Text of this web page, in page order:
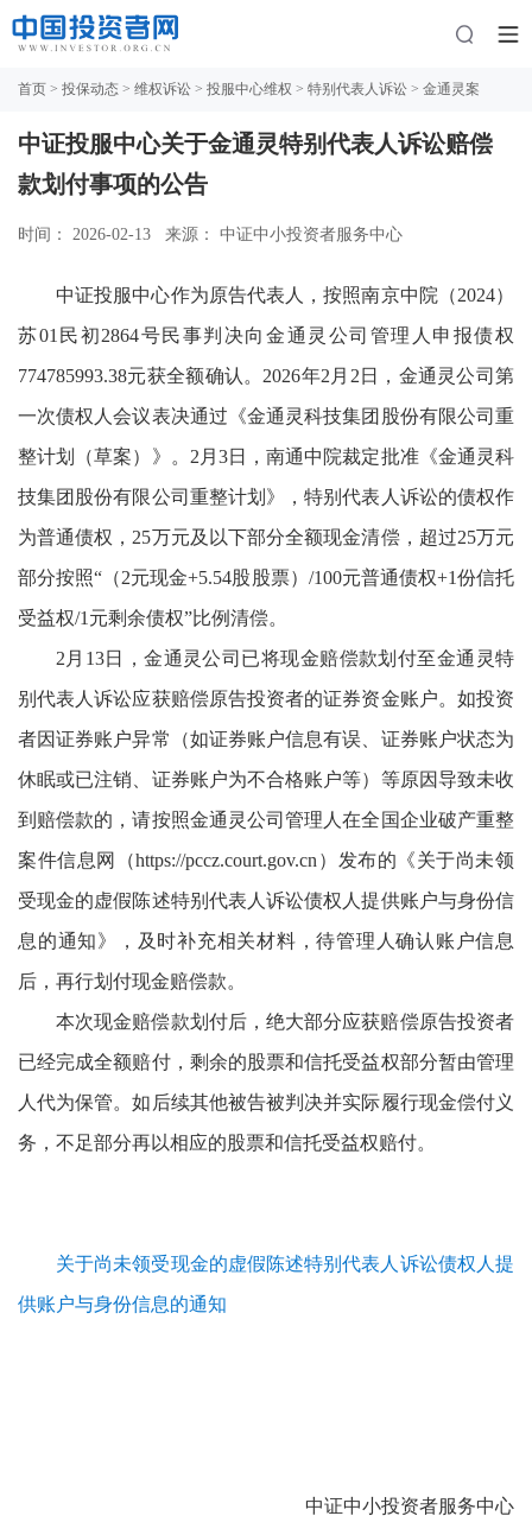
首页 > 投保动态 > 维权诉讼 > 投服中心维权 > 特别代表人诉讼 > 金通灵案
中证投服中心关于金通灵特别代表人诉讼赔偿
款划付事项的公告
时间： 2026-02-13 来源： 中证中小投资者服务中心
中证投服中心作为原告代表人，按照南京中院（2024）
苏01民初2864号民事判决向金通灵公司管理人申报债权
774785993.38元获全额确认。2026年2月2日，金通灵公司第
一次债权人会议表决通过《金通灵科技集团股份有限公司重
整计划（草案）》。2月3日，南通中院裁定批准《金通灵科
技集团股份有限公司重整计划》，特别代表人诉讼的债权作
为普通债权，25万元及以下部分全额现金清偿，超过25万元
部分按照“（2元现金+5.54股股票）/100元普通债权+1份信托
受益权/1元剩余债权”比例清偿。
2月13日，金通灵公司已将现金赔偿款划付至金通灵特
别代表人诉讼应获赔偿原告投资者的证券资金账户。如投资
者因证券账户异常（如证券账户信息有误、证券账户状态为
休眠或已注销、证券账户为不合格账户等）等原因导致未收
到赔偿款的，请按照金通灵公司管理人在全国企业破产重整
案件信息网（https://pccz.court.gov.cn）发布的《关于尚未领
受现金的虚假陈述特别代表人诉讼债权人提供账户与身份信
息的通知》，及时补充相关材料，待管理人确认账户信息
后，再行划付现金赔偿款。
本次现金赔偿款划付后，绝大部分应获赔偿原告投资者
已经完成全额赔付，剩余的股票和信托受益权部分暂由管理
人代为保管。如后续其他被告被判决并实际履行现金偿付义
务，不足部分再以相应的股票和信托受益权赔付。
关于尚未领受现金的虚假陈述特别代表人诉讼债权人提
供账户与身份信息的通知
中证中小投资者服务中心